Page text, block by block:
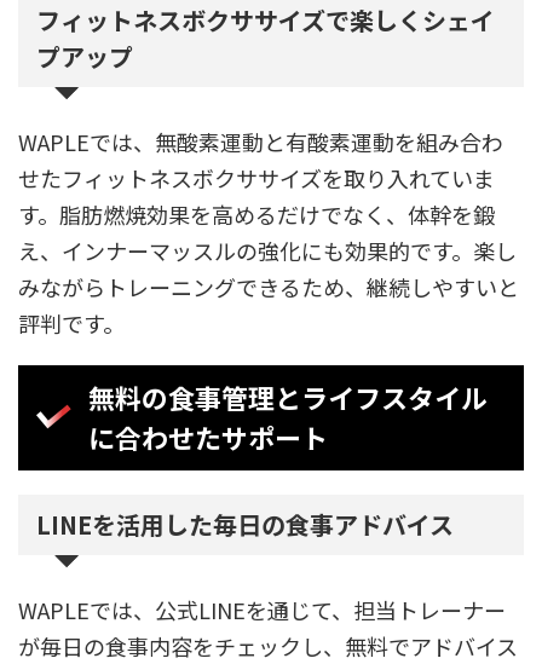
フィットネスボクササイズで楽しくシェイ
プアップ
WAPLEでは、無酸素運動と有酸素運動を組み合わ
せたフィットネスボクササイズを取り入れていま
す。脂肪燃焼効果を高めるだけでなく、体幹を鍛
え、インナーマッスルの強化にも効果的です。楽し
みながらトレーニングできるため、継続しやすいと
評判です。
無料の食事管理とライフスタイル
に合わせたサポート
LINEを活用した毎日の食事アドバイス
WAPLEでは、公式LINEを通じて、担当トレーナー
が毎日の食事内容をチェックし、無料でアドバイス